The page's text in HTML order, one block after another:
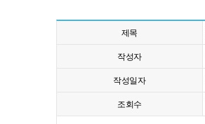
제목
작성자
작성일자
조회수